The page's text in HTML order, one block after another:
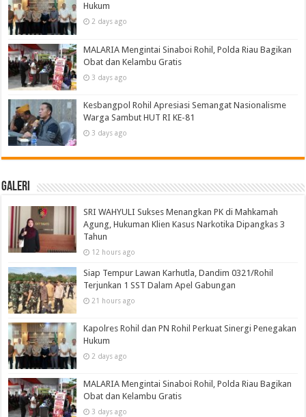
Hukum
2 days ago
MALARIA Mengintai Sinaboi Rohil, Polda Riau Bagikan
Obat dan Kelambu Gratis
3 days ago
Kesbangpol Rohil Apresiasi Semangat Nasionalisme
Warga Sambut HUT RI KE-81
3 days ago
Galeri
SRI WAHYULI Sukses Menangkan PK di Mahkamah
Agung, Hukuman Klien Kasus Narkotika Dipangkas 3
Tahun
12 hours ago
Siap Tempur Lawan Karhutla, Dandim 0321/Rohil
Terjunkan 1 SST Dalam Apel Gabungan
21 hours ago
Kapolres Rohil dan PN Rohil Perkuat Sinergi Penegakan
Hukum
2 days ago
MALARIA Mengintai Sinaboi Rohil, Polda Riau Bagikan
Obat dan Kelambu Gratis
3 days ago